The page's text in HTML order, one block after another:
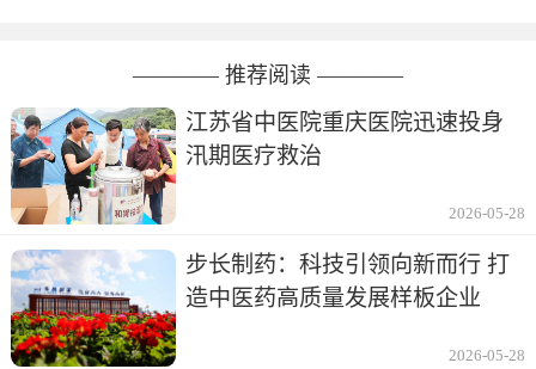
———— 推荐阅读 ————
江苏省中医院重庆医院迅速投身
汛期医疗救治
2026-05-28
步长制药：科技引领向新而行 打
造中医药高质量发展样板企业
2026-05-28